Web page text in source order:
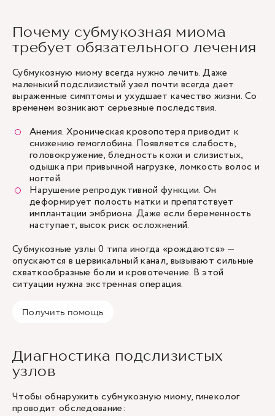
Почему субмукозная миома
требует обязательного лечения
Субмукозную миому всегда нужно лечить. Даже
маленький подслизистый узел почти всегда дает
выраженные симптомы и ухудшает качество жизни. Со
временем возникают серьезные последствия.
Анемия. Хроническая кровопотеря приводит к
снижению гемоглобина. Появляется слабость,
головокружение, бледность кожи и слизистых,
одышка при привычной нагрузке, ломкость волос и
ногтей.
Нарушение репродуктивной функции. Он
деформирует полость матки и препятствует
имплантации эмбриона. Даже если беременность
наступает, высок риск осложнений.
Субмукозные узлы 0 типа иногда «рождаются» —
опускаются в цервикальный канал, вызывают сильные
схваткообразные боли и кровотечение. В этой
ситуации нужна экстренная операция.
Получить помощь
Диагностика подслизистых
узлов
Чтобы обнаружить субмукозную миому, гинеколог
проводит обследование: